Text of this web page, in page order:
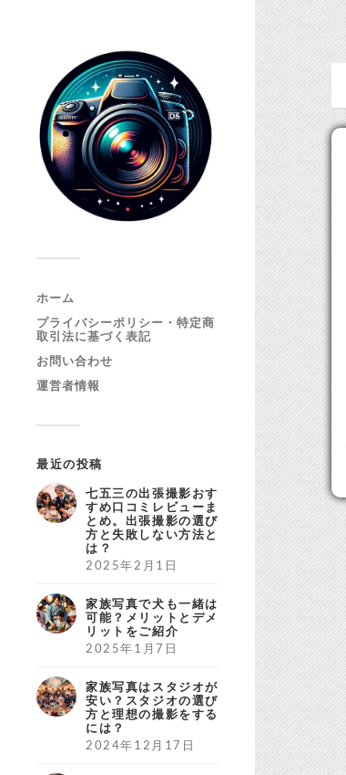
ホーム
プライバシーポリシー・特定商
取引法に基づく表記
お問い合わせ
運営者情報
最近の投稿
七五三の出張撮影おす
すめ口コミレビューま
とめ。出張撮影の選び
方と失敗しない方法と
は？
2025年2月1日
家族写真で犬も一緒は
可能？メリットとデメ
リットをご紹介
2025年1月7日
家族写真はスタジオが
安い？スタジオの選び
方と理想の撮影をする
には？
2024年12月17日